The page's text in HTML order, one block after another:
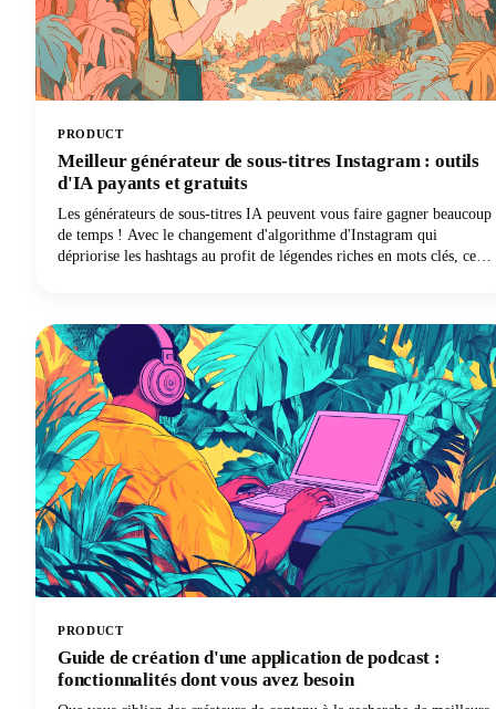
PRODUCT
Meilleur générateur de sous-titres Instagram : outils
d'IA payants et gratuits
Les générateurs de sous-titres IA peuvent vous faire gagner beaucoup
de temps ! Avec le changement d'algorithme d'Instagram qui
dépriorise les hashtags au profit de légendes riches en mots clés, ces
générateurs de sous-titres Instagram gratuits et payants et explique
comment les utiliser efficacement pour créer des sous-titres qui
donnent des résultats concrets.
PRODUCT
Guide de création d'une application de podcast :
fonctionnalités dont vous avez besoin